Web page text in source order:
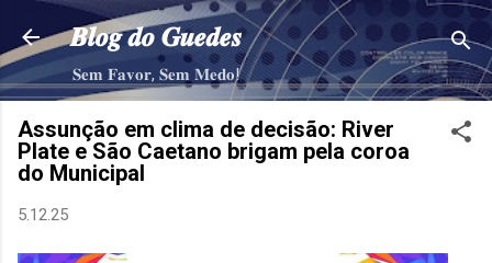
Pular para o conteúdo principal
𝑩𝒍𝒐𝒈 𝒅𝒐 𝑮𝒖𝒆𝒅𝒆𝒔
𝐒𝐞𝐦 𝐅𝐚𝐯𝐨𝐫, 𝐒𝐞𝐦 𝐌𝐞𝐝𝐨!
Assunção em clima de decisão: River
Plate e São Caetano brigam pela coroa
do Municipal
5.12.25